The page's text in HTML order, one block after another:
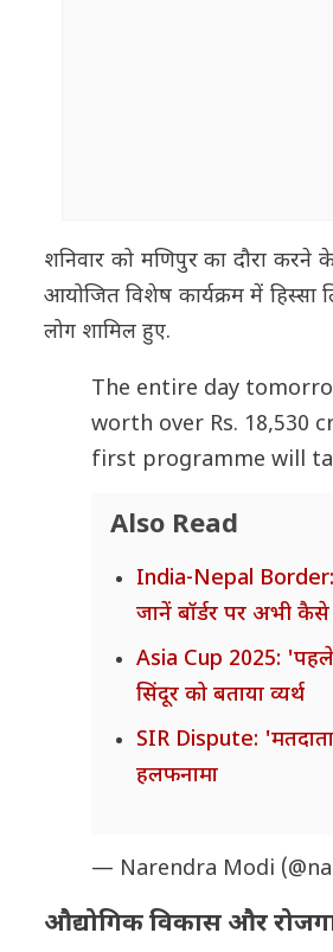
शनिवार को मणिपुर का दौरा करने
आयोजित विशेष कार्यक्रम में हिस्सा
लोग शामिल हुए.
The entire day
worth over Rs. 18,530
first programme will
Also Read
India-Nepal Border:
जानें बॉर्डर पर अभी
Asia Cup 2025:
सिंदूर को बताया व्यर्थ
SIR Dispute:
हलफनामा
— Narendra Modi
औद्योगिक विकास और